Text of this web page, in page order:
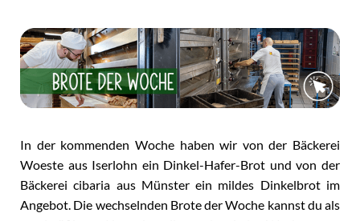
In der kommenden Woche haben wir von der Bäckerei
Woeste aus Iserlohn ein Dinkel-Hafer-Brot und von der
Bäckerei cibaria aus Münster ein mildes Dinkelbrot im
Angebot. Die wechselnden Brote der Woche kannst du als